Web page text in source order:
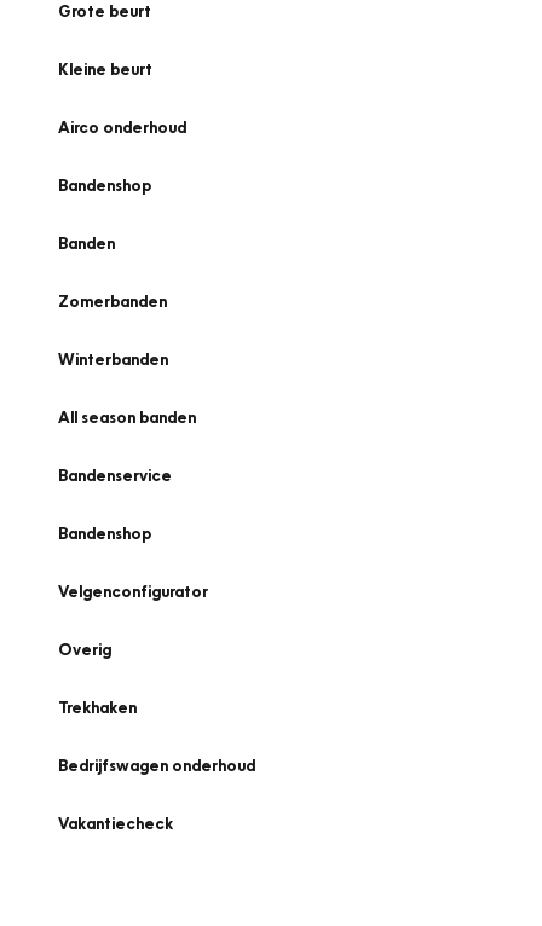
Grote beurt
Kleine beurt
Airco onderhoud
Bandenshop
Banden
Zomerbanden
Winterbanden
All season banden
Bandenservice
Bandenshop
Velgenconfigurator
Overig
Trekhaken
Bedrijfswagen onderhoud
Vakantiecheck